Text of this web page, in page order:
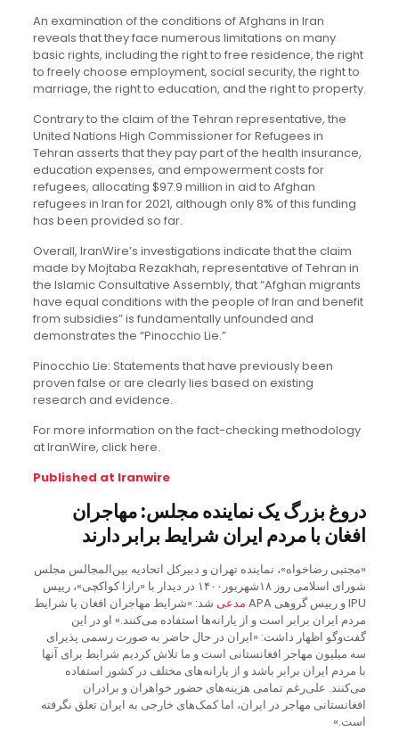
An examination of the conditions of Afghans in Iran
reveals that they face numerous limitations on many
basic rights, including the right to free residence, the right
to freely choose employment, social security, the right to
marriage, the right to education, and the right to property.
Contrary to the claim of the Tehran representative, the
United Nations High Commissioner for Refugees in
Tehran asserts that they pay part of the health insurance,
education expenses, and empowerment costs for
refugees, allocating $97.9 million in aid to Afghan
refugees in Iran for 2021, although only 8% of this funding
has been provided so far.
Overall, IranWire’s investigations indicate that the claim
made by Mojtaba Rezakhah, representative of Tehran in
the Islamic Consultative Assembly, that “Afghan migrants
have equal conditions with the people of Iran and benefit
from subsidies” is fundamentally unfounded and
demonstrates the “Pinocchio Lie.”
Pinocchio Lie: Statements that have previously been
proven false or are clearly lies based on existing
research and evidence.
For more information on the fact-checking methodology
at IranWire, click here.
Published at Iranwire
دروغ بزرگ یک نماینده مجلس: مهاجران
افغان با مردم ایران شرایط برابر دارند
«مجتبی رضاخواه»، نماینده تهران و دبیرکل اتحادیه بین‌المجالس مجلس
شورای اسلامی روز ۱۸شهریور۱۴۰۰ در دیدار با «رازا کواکچی»، رییس
IPU و رییس گروهی APA
مدعیشد: «شرایط مهاجران افغان با شرایط
مردم ایران برابر است و از یارانه‌ها استفاده می‌کنند.» او در این
گفت‌وگو اظهار داشت: «ایران در حال حاضر به صورت رسمی پذیرای
سه میلیون مهاجر افغانستانی است و ما تلاش کردیم شرایط برای آنها
با مردم ایران برابر باشد و از یارانه‌های مختلف در کشور استفاده
می‌کنند. علی‌رغم تمامی هزینه‌های حضور خواهران و برادران
افغانستانی مهاجر در ایران، اما کمک‌های خارجی به ایران تعلق نگرفته
است.»